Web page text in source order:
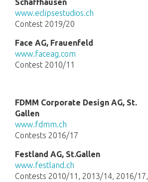
Schaffhausen
www.eclipsestudios.ch
Contest 2019/20
Face AG, Frauenfeld
www.faceag.com
Contest 2010/11
FDMM Corporate Design AG, St.
Gallen
www.fdmm.ch
Contests 2016/17
Festland AG, St.Gallen
www.festland.ch
Contests 2010/11, 2013/14, 2016/17,